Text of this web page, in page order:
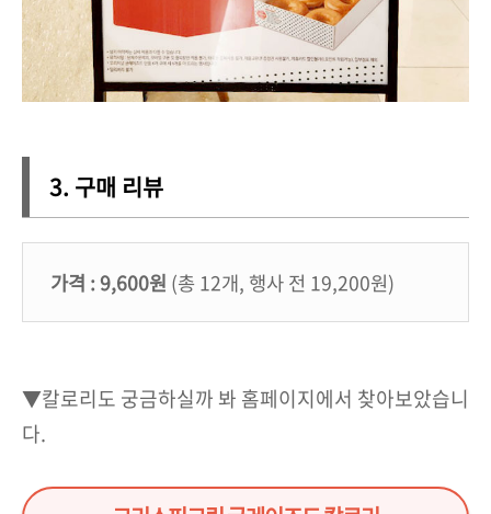
3. 구매 리뷰
가격 : 9,600원 (총 12개, 행사 전 19,200원)
▼칼로리도 궁금하실까 봐 홈페이지에서 찾아보았습니
다.